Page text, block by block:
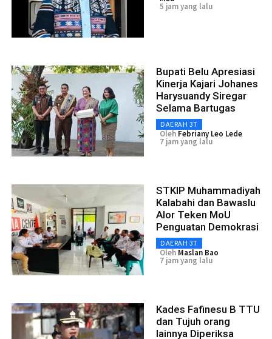
5 jam yang lalu
Bupati Belu Apresiasi
Kinerja Kajari Johanes
Harysuandy Siregar
Selama Bartugas
DAERAH 3T
Oleh Febriany Leo Lede
7 jam yang lalu
STKIP Muhammadiyah
Kalabahi dan Bawaslu
Alor Teken MoU
Penguatan Demokrasi
DAERAH 3T
Oleh Maslan Bao
7 jam yang lalu
Kades Fafinesu B TTU
dan Tujuh orang
lainnya Diperiksa